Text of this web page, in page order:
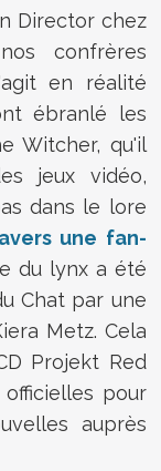
Director chez
confrères
en réalité
ébranlé les
Witcher, qu'il
jeux vidéo,
dans le lore
une fan-
du lynx a été
Chat par une
Metz. Cela
Projekt Red
pour
auprès